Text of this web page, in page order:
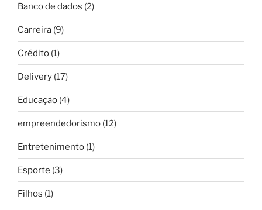
Banco de dados (2)
Carreira (9)
Crédito (1)
Delivery (17)
Educação (4)
empreendedorismo (12)
Entretenimento (1)
Esporte (3)
Filhos (1)